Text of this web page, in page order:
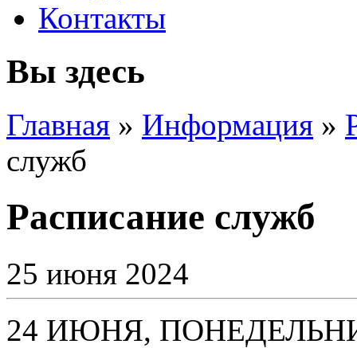
Контакты
Вы здесь
Главная » Информация »
служб
Расписание служб
25 июня 2024
24 ИЮНЯ,